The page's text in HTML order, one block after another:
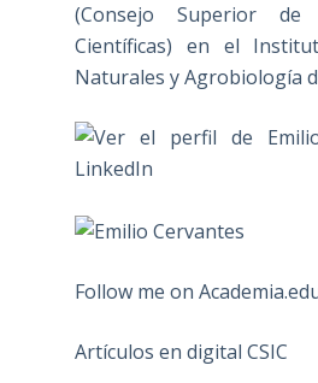
(Consejo Superior de
Científicas) en el
Naturales y Agrobiología
Follow me on
Artículos en digital CSIC